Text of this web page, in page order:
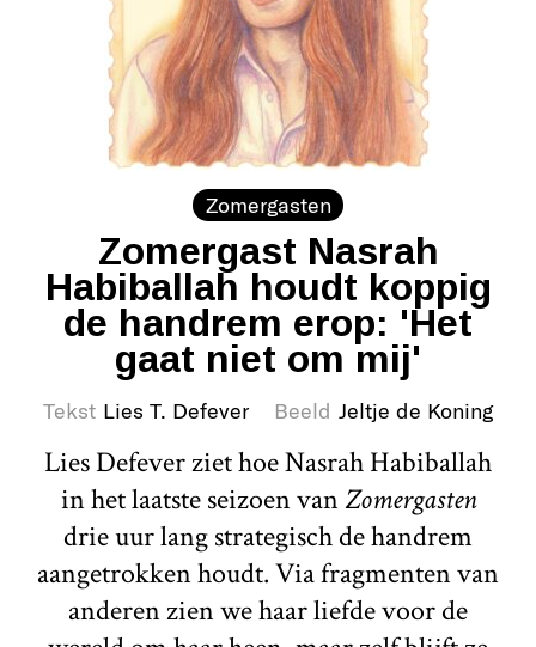
Zomergasten
Zomergast Nasrah
Habiballah houdt koppig
de handrem erop: 'Het
gaat niet om mij'
Tekst Lies T. Defever Beeld Jeltje de Koning
Lies Defever ziet hoe Nasrah Habiballah
in het laatste seizoen vanZomergasten
drie uur lang strategisch de handrem
aangetrokken houdt. Via fragmenten van
anderen zien we haar liefde voor de